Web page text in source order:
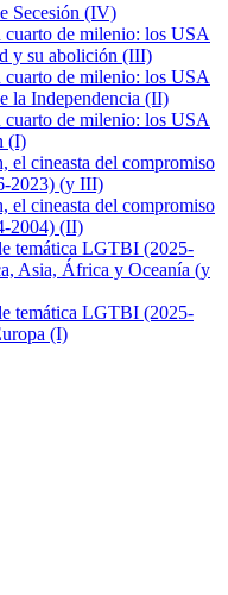
Secesión (IV)
de milenio: los USA
y su abolición (III)
de milenio: los USA
la Independencia (II)
de milenio: los USA
(I)
el cineasta del compromiso
2023) (y III)
el cineasta del compromiso
2004) (II)
temática LGTBI (2025-
Asia, África y Oceanía (y
temática LGTBI (2025-
(I)